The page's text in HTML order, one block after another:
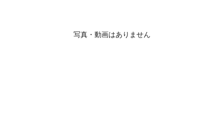
写真・動画はありません